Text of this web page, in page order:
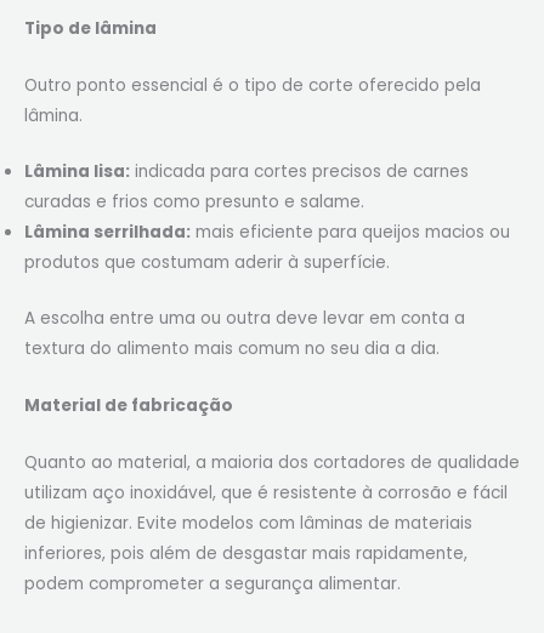
Tipo de lâmina
Outro ponto essencial é o tipo de corte oferecido pela
lâmina.
Lâmina lisa: indicada para cortes precisos de carnes
curadas e frios como presunto e salame.
Lâmina serrilhada: mais eficiente para queijos macios ou
produtos que costumam aderir à superfície.
A escolha entre uma ou outra deve levar em conta a
textura do alimento mais comum no seu dia a dia.
Material de fabricação
Quanto ao material, a maioria dos cortadores de qualidade
utilizam aço inoxidável, que é resistente à corrosão e fácil
de higienizar. Evite modelos com lâminas de materiais
inferiores, pois além de desgastar mais rapidamente,
podem comprometer a segurança alimentar.